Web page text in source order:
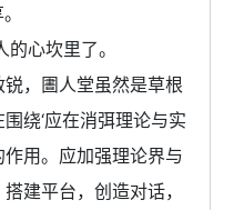
心坎里了。
，圕人堂虽然是草根
绕‘应在消弭理论与实
用。应加强理论界与
建平台，创造对话，